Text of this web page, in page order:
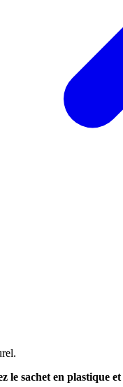
le sachet en plastique